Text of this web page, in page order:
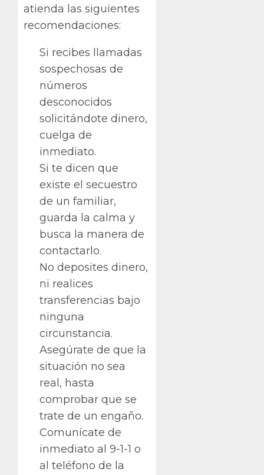
atienda las siguientes
recomendaciones:
Si recibes llamadas
sospechosas de
números
desconocidos
solicitándote dinero,
cuelga de
inmediato.
Si te dicen que
existe el secuestro
de un familiar,
guarda la calma y
busca la manera de
contactarlo.
No deposites dinero,
ni realices
transferencias bajo
ninguna
circunstancia.
Asegúrate de que la
situación no sea
real, hasta
comprobar que se
trate de un engaño.
Comunícate de
inmediato al 9-1-1 o
al teléfono de la